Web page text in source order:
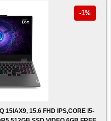
-1%
15IAX9, 15.6 FHD IPS,CORE I5-